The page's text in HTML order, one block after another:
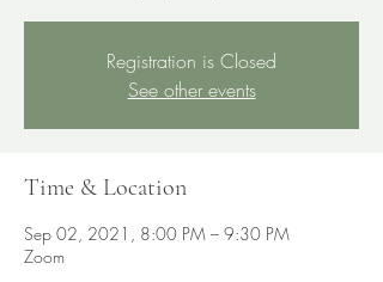
Registration is Closed
See other events
Time & Location
Sep 02, 2021, 8:00 PM – 9:30 PM
Zoom